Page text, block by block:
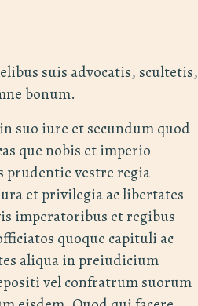
suis advocatis, scultetis,
bonum.
suo iure et secundum quod
que nobis et imperio
vestre regia
et privilegia ac libertates
imperatoribus et regibus
quoque capituli ac
aliqua in preiudicium
vel confratrum suorum